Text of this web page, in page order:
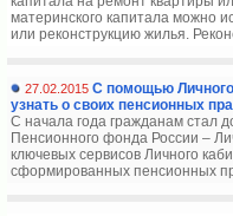
материнского капитала можно
или реконструкцию жилья.
27.02.2015 С помощью Личного
узнать о своих пенсионных
С начала года гражданам стал
Пенсионного фонда России –
ключевых сервисов Личного
сформированных пенсионных